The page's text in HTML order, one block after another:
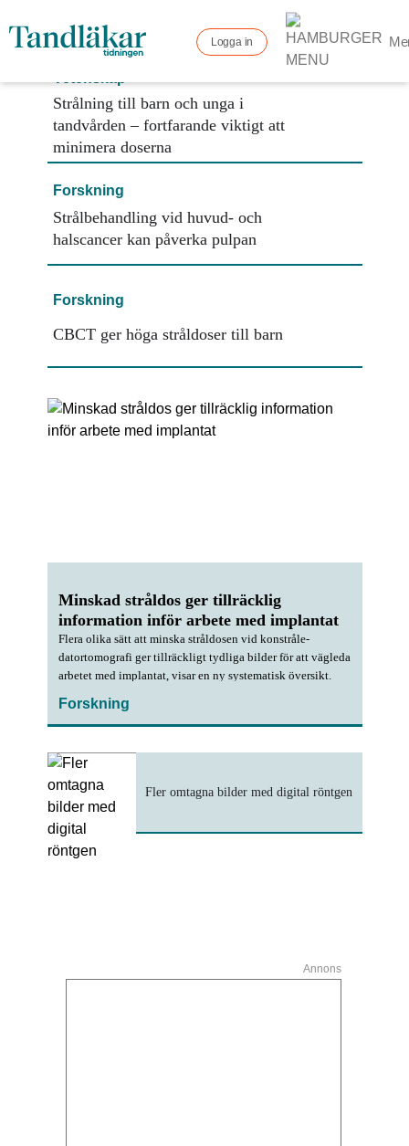
Logga in
Minskad stråldos ger tillräcklig
information inför arbete med implantat
Flera olika sätt att minska stråldosen vid konstråle­
datortomografi ger tillräckligt tydliga bilder för att vägleda
arbetet med implantat, visar en ny systematisk översikt.
Forskning
Strålning till barn och unga i
tandvården – fortfarande viktigt att
minimera doserna
Strålbehandling vid huvud- och
halscancer kan påverka pulpan
Forskning
CBCT ger höga stråldoser till barn
Forskning
Fler omtagna bilder med digital röntgen
Annons